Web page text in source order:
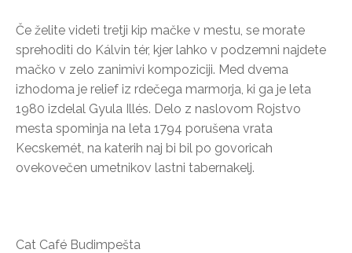
Če želite videti tretji kip mačke v mestu, se morate
sprehoditi do Kálvin tér, kjer lahko v podzemni najdete
mačko v zelo zanimivi kompoziciji. Med dvema
izhodoma je relief iz rdečega marmorja, ki ga je leta
1980 izdelal Gyula Illés. Delo z naslovom Rojstvo
mesta spominja na leta 1794 porušena vrata
Kecskemét, na katerih naj bi bil po govoricah
ovekovečen umetnikov lastni tabernakelj.
Cat Café Budimpešta